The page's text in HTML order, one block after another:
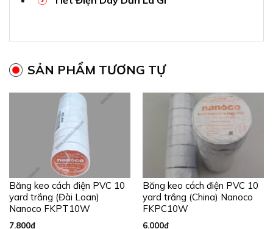
6.000₫
2 ổ cắm đa năng có màn che
16A Vanlock S18CCUAM2
68.800₫
Gửi tin nhắn
Đèn tán quang âm trần 1.2m
bóng LED 2x20W sáng
vàng Paragon
PRFJ236L36/30
1.009.000₫
Gửi tin nhắn